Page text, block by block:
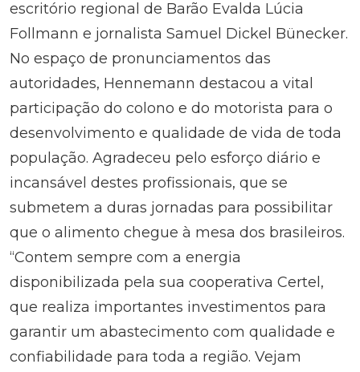
escritório regional de Barão Evalda Lúcia
Follmann e jornalista Samuel Dickel Bünecker.
No espaço de pronunciamentos das
autoridades, Hennemann destacou a vital
participação do colono e do motorista para o
desenvolvimento e qualidade de vida de toda
população. Agradeceu pelo esforço diário e
incansável destes profissionais, que se
submetem a duras jornadas para possibilitar
que o alimento chegue à mesa dos brasileiros.
“Contem sempre com a energia
disponibilizada pela sua cooperativa Certel,
que realiza importantes investimentos para
garantir um abastecimento com qualidade e
confiabilidade para toda a região. Vejam